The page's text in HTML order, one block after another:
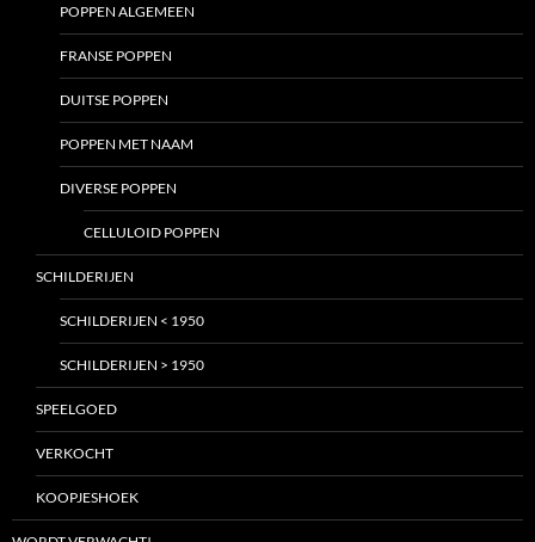
POPPEN ALGEMEEN
FRANSE POPPEN
DUITSE POPPEN
POPPEN MET NAAM
DIVERSE POPPEN
CELLULOID POPPEN
SCHILDERIJEN
SCHILDERIJEN < 1950
SCHILDERIJEN > 1950
SPEELGOED
VERKOCHT
KOOPJESHOEK